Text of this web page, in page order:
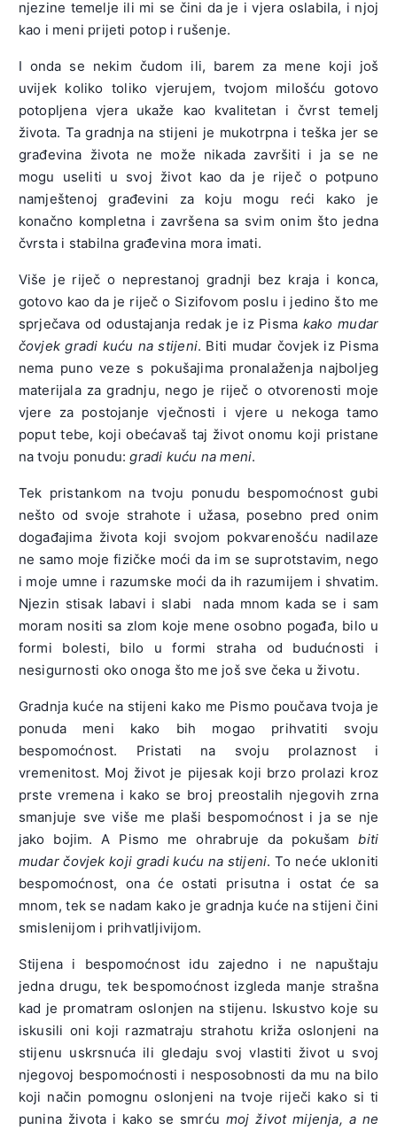
njezine temelje ili mi se čini da je i vjera oslabila, i njoj
kao i meni prijeti potop i rušenje.
I onda se nekim čudom ili, barem za mene koji još
uvijek koliko toliko vjerujem, tvojom milošću gotovo
potopljena vjera ukaže kao kvalitetan i čvrst temelj
života. Ta gradnja na stijeni je mukotrpna i teška jer se
građevina života ne može nikada završiti i ja se ne
mogu useliti u svoj život kao da je riječ o potpuno
namještenoj građevini za koju mogu reći kako je
konačno kompletna i završena sa svim onim što jedna
čvrsta i stabilna građevina mora imati.
Više je riječ o neprestanoj gradnji bez kraja i konca,
gotovo kao da je riječ o Sizifovom poslu i jedino što me
sprječava od odustajanja redak je iz Pisma kako mudar
čovjek gradi kuću na stijeni. Biti mudar čovjek iz Pisma
nema puno veze s pokušajima pronalaženja najboljeg
materijala za gradnju, nego je riječ o otvorenosti moje
vjere za postojanje vječnosti i vjere u nekoga tamo
poput tebe, koji obećavaš taj život onomu koji pristane
na tvoju ponudu:gradi kuću na meni.
Tek pristankom na tvoju ponudu bespomoćnost gubi
nešto od svoje strahote i užasa, posebno pred onim
događajima života koji svojom pokvarenošću nadilaze
ne samo moje fizičke moći da im se suprotstavim, nego
i moje umne i razumske moći da ih razumijem i shvatim.
Njezin stisak labavi i slabi nada mnom kada se i sam
moram nositi sa zlom koje mene osobno pogađa, bilo u
formi bolesti, bilo u formi straha od budućnosti i
nesigurnosti oko onoga što me još sve čeka u životu.
Gradnja kuće na stijeni kako me Pismo poučava tvoja je
ponuda meni kako bih mogao prihvatiti svoju
bespomoćnost. Pristati na svoju prolaznost i
vremenitost. Moj život je pijesak koji brzo prolazi kroz
prste vremena i kako se broj preostalih njegovih zrna
smanjuje sve više me plaši bespomoćnost i ja se nje
jako bojim. A Pismo me ohrabruje da pokušambiti
mudar čovjek koji gradi kuću na stijeni. To neće ukloniti
bespomoćnost, ona će ostati prisutna i ostat će sa
mnom, tek se nadam kako je gradnja kuće na stijeni čini
smislenijom i prihvatljivijom.
Stijena i bespomoćnost idu zajedno i ne napuštaju
jedna drugu, tek bespomoćnost izgleda manje strašna
kad je promatram oslonjen na stijenu. Iskustvo koje su
iskusili oni koji razmatraju strahotu križa oslonjeni na
stijenu uskrsnuća ili gledaju svoj vlastiti život u svoj
njegovoj bespomoćnosti i nesposobnosti da mu na bilo
koji način pomognu oslonjeni na tvoje riječi kako si ti
punina života i kako se smrću moj život mijenja, a ne